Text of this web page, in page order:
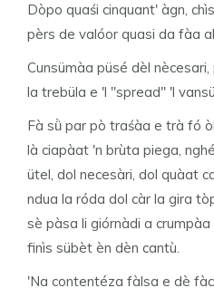
Dòpo quaśi cinquant' àgn,
pèrs de valóor quasi da fàa
Cunsümàa püsé dèl
la trebüla e 'l "spread" 'l
Fà sǜ par pò traśàa e trà fó
là ciapàat 'n brùta piega,
ütel, dol necesàri, dol quàat
ndua la róda dol càr la gira
sè pàsa li giórnàdi a
finìs sübèt èn dèn cantù.
'Na contentéza fàlsa e dè